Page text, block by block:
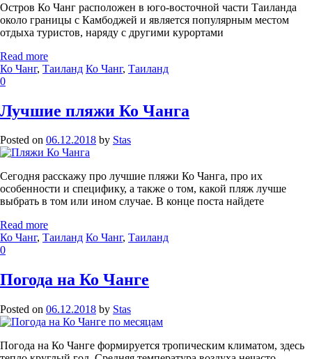
Остров Ко Чанг расположен в юго-восточной части Таиланда
около границы с Камбоджей и является популярным местом
отдыха туристов, наряду с другими курортами
Read more
Ко Чанг, Таиланд Ко Чанг, Таиланд
0
Лучшие пляжи Ко Чанга
Posted on 06.12.2018 by Stas
Сегодня расскажу про лучшие пляжи Ко Чанга, про их
особенности и специфику, а также о том, какой пляж лучше
выбрать в том или ином случае. В конце поста найдете
Read more
Ко Чанг, Таиланд Ко Чанг, Таиланд
0
Погода на Ко Чанге
Posted on 06.12.2018 by Stas
Погода на Ко Чанге формируется тропическим климатом, здесь